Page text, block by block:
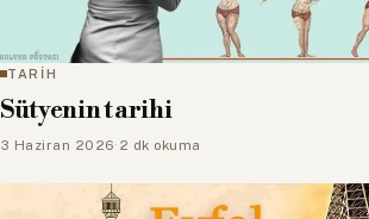
TARİH
Sütyenin tarihi
3 Haziran 2026· 2 dk okuma